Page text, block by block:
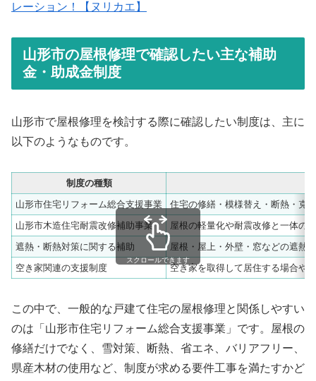
レーション！【ヌリカエ】
山形市の屋根修理で確認したい主な補助
金・助成金制度
山形市で屋根修理を検討する際に確認したい制度は、主に
以下のようなものです。
制度の種類
山形市住宅リフォーム総合支援事業
住宅の修繕・模様替え・断熱・克
山形市木造住宅耐震改修補助事業
屋根の軽量化や耐震改修と一体の
遮熱・断熱対策に関する補助
屋根・屋上・外壁・窓などの遮熱
空き家関連の支援制度
空き家を取得して居住する場合や
スクロールできます
この中で、一般的な戸建て住宅の屋根修理と関係しやすい
のは「山形市住宅リフォーム総合支援事業」です。屋根の
修繕だけでなく、雪対策、断熱、省エネ、バリアフリー、
県産木材の使用など、制度が求める要件工事を満たすかど